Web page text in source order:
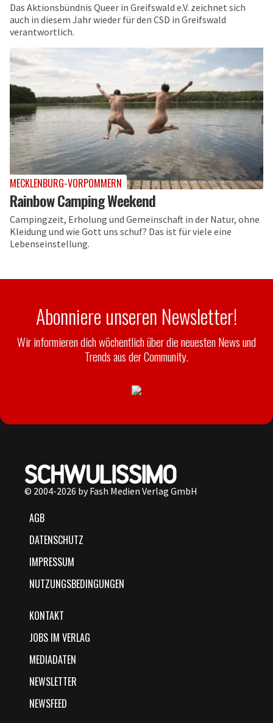
Das Aktionsbündnis Queer in Greifswald e.V. zeichnet sich
auch in diesem Jahr wieder für den CSD in Greifswald
verantwortlich.
MECKLENBURG-VORPOMMERN
Rainbow Camping Weekend
Campingzeit, Erholung und Gemeinschaft in der Natur, ohne
Kleidung und wie Gott uns schuf? Das ist für viele eine
Lebenseinstellung.
Abonniere unseren Newsletter!
Wir informieren dich wöchentlich über die neuesten News und
Trends aus der Community.
© 2004-2026 by Fash Medien Verlag GmbH
AGB
DATENSCHUTZ
IMPRESSUM
NUTZUNGSBEDINGUNGEN
KONTAKT
JOBS IM VERLAG
MEDIADATEN
NEWSLETTER
NEWSFEED